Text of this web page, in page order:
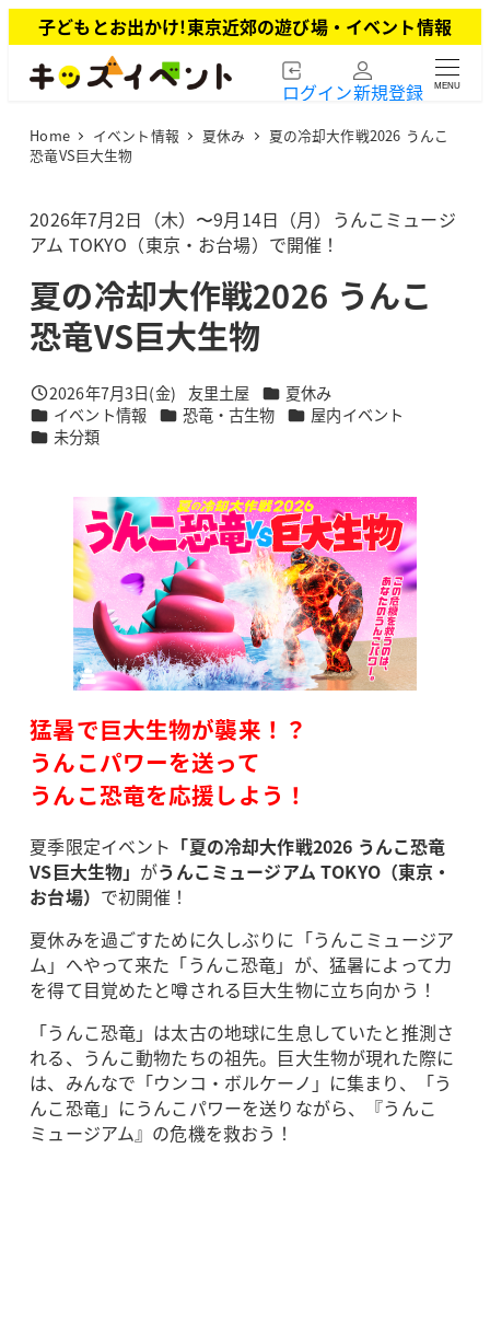
イ
子どもとお出かけ!東京近郊の遊び場・イベント情報
ログイン新規登録 MENU
Home イベント情報 夏休み
夏の冷却大作戦2026 うんこ
恐竜VS巨大生物
2026年7月2日（木）〜9月14日（月）うんこミュージ
アム TOKYO（東京・お台場）で開催！
夏の冷却大作戦2026 うんこ
恐竜VS巨大生物
投稿日
2026年7月3日(金) 著
者
友里土屋 カテゴリー
夏休み
カテゴリー
イベント情報 カテゴリー
恐竜・古生物 カテゴリー
屋内イベント
カテゴリー
未分類
猛暑で巨大生物が襲来！？
うんこパワーを送って
うんこ恐竜を応援しよう！
夏季限定イベント 「夏の冷却大作戦2026 うんこ恐竜
VS巨大生物」 がうんこミュージアム TOKYO（東京・
お台場） で初開催！
夏休みを過ごすために久しぶりに「うんこミュージア
ム」へやって来た「うんこ恐竜」が、猛暑によって力
を得て目覚めたと噂される巨大生物に立ち向かう！
「うんこ恐竜」は太古の地球に生息していたと推測さ
れる、うんこ動物たちの祖先。巨大生物が現れた際に
は、みんなで「ウンコ・ボルケーノ」に集まり、「う
んこ恐竜」にうんこパワーを送りながら、『うんこ
ミュージアム』の危機を救おう！